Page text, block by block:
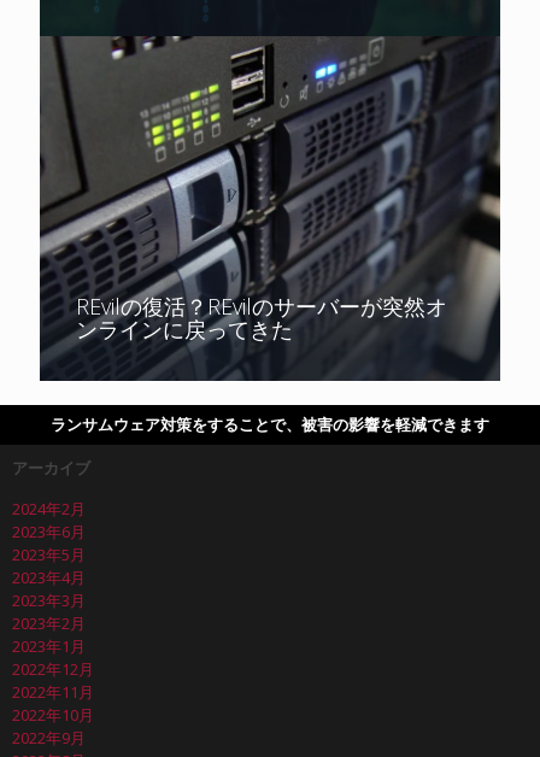
REvilの復活？REvilのサーバーが突然オ
ンラインに戻ってきた
ランサムウェア対策をすることで、被害の影響を軽減できます
アーカイブ
2024年2月
2023年6月
2023年5月
2023年4月
2023年3月
2023年2月
2023年1月
2022年12月
2022年11月
2022年10月
2022年9月